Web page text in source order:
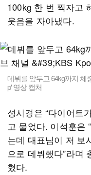
100kg 한 번 찍자고
웃음을 자아냈다.
데뷔를 앞두고 64kg까지 체
p' 영상 캡처
성시경은 “다이어트
고 물었다. 이석훈은
는데 대표님이 저 보
으로 데뷔했다”라며
혔다.